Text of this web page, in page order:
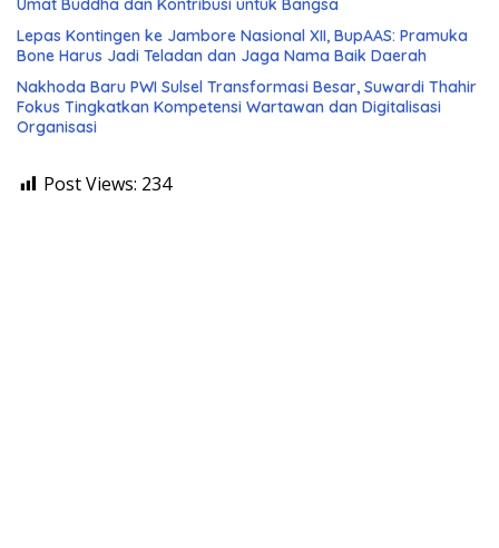
Umat Buddha dan Kontribusi untuk Bangsa
Lepas Kontingen ke Jambore Nasional XII, BupAAS: Pramuka
Bone Harus Jadi Teladan dan Jaga Nama Baik Daerah
Nakhoda Baru PWI Sulsel Transformasi Besar, Suwardi Thahir
Fokus Tingkatkan Kompetensi Wartawan dan Digitalisasi
Organisasi
Post Views: 234